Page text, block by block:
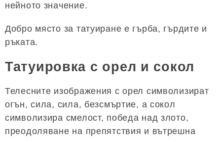
нейното значение.
Добро място за татуиране е гърба, гърдите и
ръката.
Татуировка с орел и сокол
Телесните изображения с орел символизират
огън, сила, сила, безсмъртие, а сокол
символизира смелост, победа над злото,
преодоляване на препятствия и вътрешна